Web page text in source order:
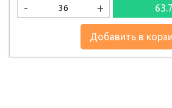
- +
Добавить в